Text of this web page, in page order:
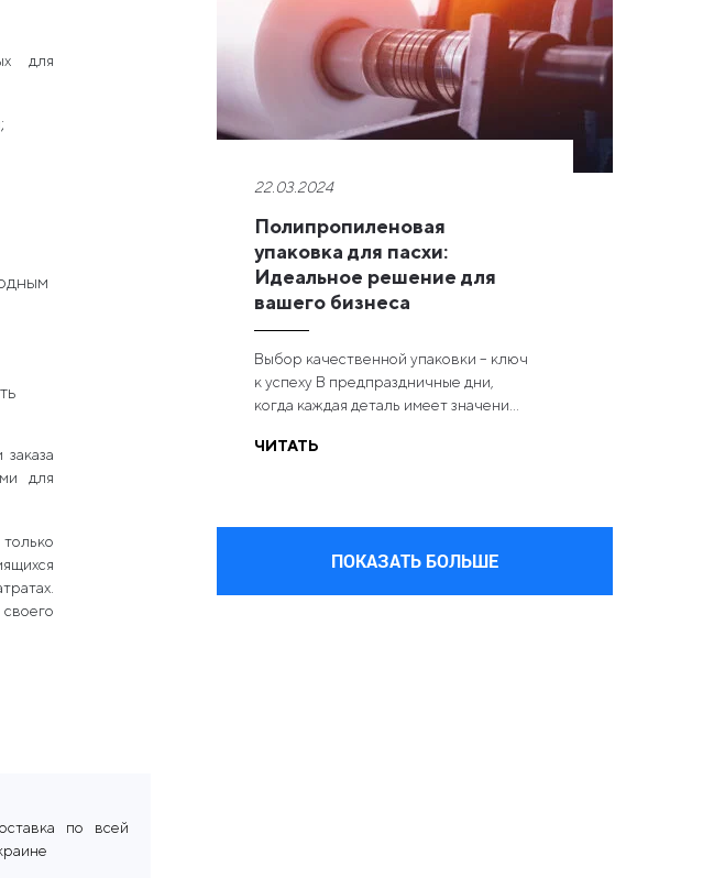
для
для
по всей
22.03.2024
Полипропиленовая
упаковка для пасхи:
Идеальное решение для
вашего бизнеса
Выбор качественной упаковки – ключ
к успеху В предпраздничные дни,
когда каждая деталь имеет значени...
ЧИТАТЬ
ПОКАЗАТЬ БОЛЬШЕ